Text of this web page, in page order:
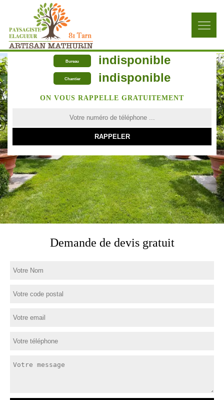
Bureau indisponible
Chantier indisponible
ON VOUS RAPPELLE GRATUITEMENT
Demande de devis gratuit